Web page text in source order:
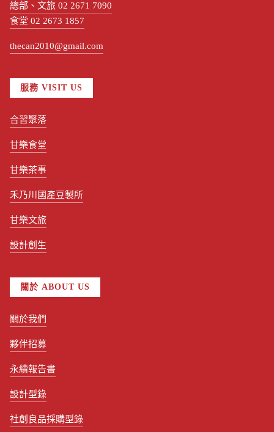
總部、文旅 02 2671 7090
食堂 02 2673 1857
thecan2010@gmail.com
服務 VISIT US
合習聚落
甘樂食堂
甘樂茶事
禾乃川國產豆製所
甘樂文旅
設計創生
關於 ABOUT US
關於我們
夥伴招募
永續報告書
設計型錄
社創良品採購型錄